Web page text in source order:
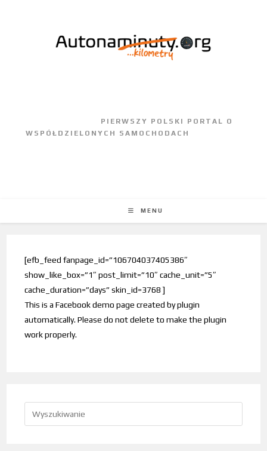
MENU
[efb_feed fanpage_id=”106704037405386″
show_like_box=”1″ post_limit=”10″ cache_unit=”5″
cache_duration=”days” skin_id=3768 ]
This is a Facebook demo page created by plugin
automatically. Please do not delete to make the plugin
work properly.